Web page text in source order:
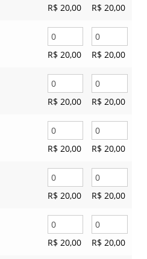
R$ 20,00 R$ 20,00
R$ 20,00 R$ 20,00
R$ 20,00 R$ 20,00
R$ 20,00 R$ 20,00
R$ 20,00 R$ 20,00
R$ 20,00 R$ 20,00